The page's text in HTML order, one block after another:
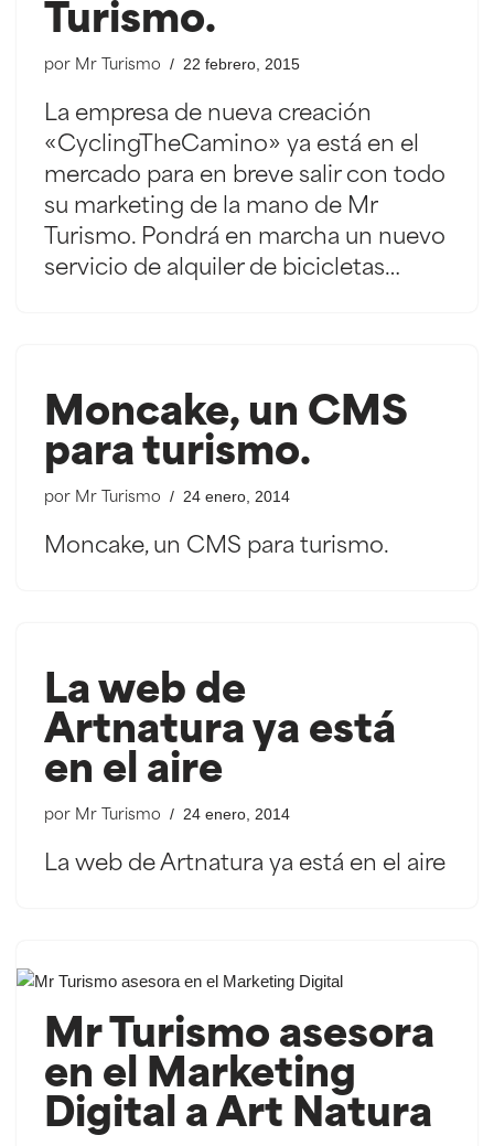
Turismo.
por Mr Turismo 22 febrero, 2015
La empresa de nueva creación
«CyclingTheCamino» ya está en el
mercado para en breve salir con todo
su marketing de la mano de Mr
Turismo. Pondrá en marcha un nuevo
servicio de alquiler de bicicletas…
Moncake, un CMS
para turismo.
por Mr Turismo 24 enero, 2014
Moncake, un CMS para turismo.
La web de
Artnatura ya está
en el aire
por Mr Turismo 24 enero, 2014
La web de Artnatura ya está en el aire
Mr Turismo asesora
en el Marketing
Digital a Art Natura